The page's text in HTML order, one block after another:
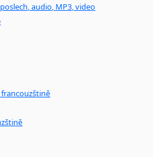
audio, MP3, video